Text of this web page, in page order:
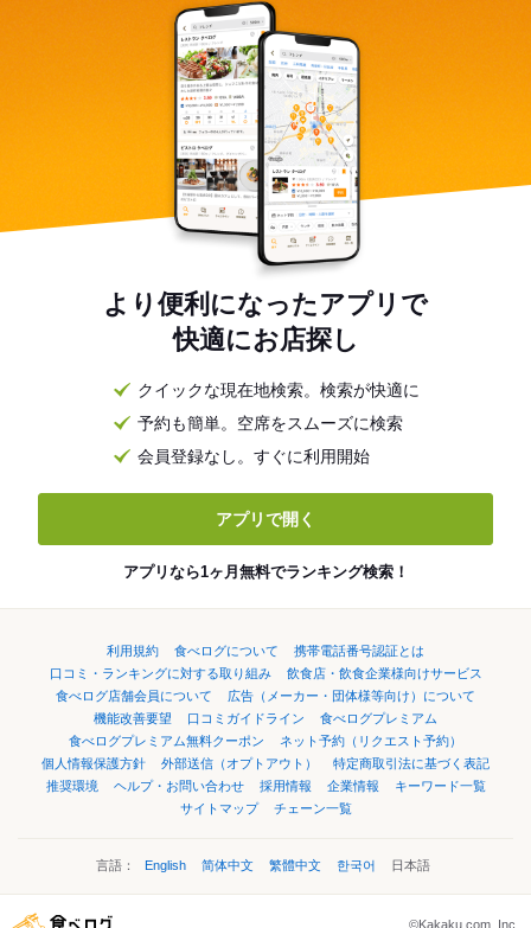
より便利になったアプリで
快適にお店探し
クイックな現在地検索。検索が快適に
予約も簡単。空席をスムーズに検索
会員登録なし。すぐに利用開始
アプリで開く
アプリなら1ヶ月無料でランキング検索！
利用規約 食べログについて
携帯電話番号認証とは
口コミ・ランキングに対する取り組み
飲食店・飲食企業様向けサービス
食べログ店舗会員について
広告（メーカー・団体様等向け）について
機能改善要望
口コミガイドライン
食べログプレミアム
食べログプレミアム無料クーポン
ネット予約（リクエスト予約）
個人情報保護方針
外部送信（オプトアウト）
特定商取引法に基づく表記
推奨環境
ヘルプ・お問い合わせ 採用情報 企業情報
キーワード一覧
サイトマップ
チェーン一覧
言語： English 简体中文 繁體中文 한국어 日本語
©Kakaku.com, Inc.